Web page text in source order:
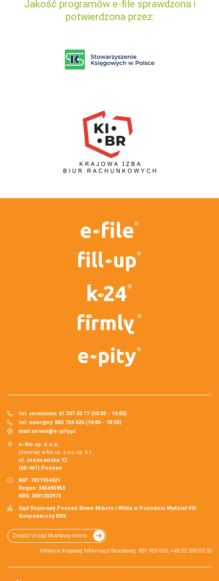
Jakość programów e-file sprawdzona i
potwierdzona przez:
tel. serwisowy: 61 307 00 77 (08:00 - 16:00)
tel. awaryjny: 883 784 626 (16:00 - 18:00)
mail:serwis@e-pity.pl
e-file sp. z o.o.
(dawniej: e-file sp. z o.o. sp. k.)
ul. Jeziorańska 12
(60-461) Poznań
NIP: 7811934421
Regon: 365695953
KRS: 0001202973
Sąd Rejonowy Poznań Nowe Miasto i Wilda w Poznaniu Wydział VIII
Gospodarczy KRS.
Znajdź Urząd Skarbowy online
Infolinia Krajowej Informacji Skarbowej: 801 055 055, +48 22 330 03 30